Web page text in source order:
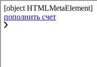
[object HTMLMetaElement]
пополнить счет